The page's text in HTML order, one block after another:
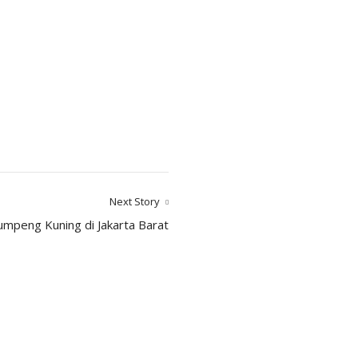
Next Story
Kuning di Jakarta Barat